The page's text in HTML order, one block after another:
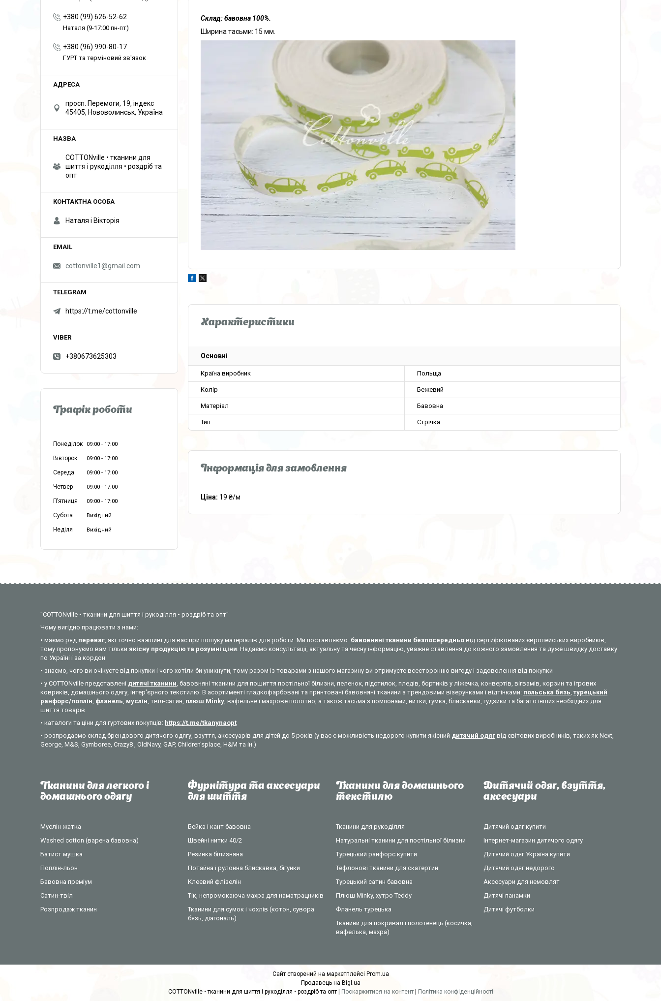
Склад: бавовна 100%.
Ширина тасьми: 15 мм.
Характеристики
Основні
Країна виробник Польща
Колір Бежевий
Матеріал Бавовна
Тип Стрічка
Інформація для замовлення
Ціна: 19 ₴/м
+380 (99) 626-52-62
Наталя (9-17:00 пн-пт)
+380 (96) 990-80-17
ГУРТ та терміновий зв'язок
просп. Перемоги, 19, індекс
45405, Нововолинськ, Україна
COTTONville • тканини для
шиття і рукоділля • роздріб та
опт
Наталя і Вікторія
cottonville1@gmail.com
https://t.me/cottonville
+380673625303
Графік роботи
Понеділок 09:00 17:00
Вівторок 09:00 17:00
Середа 09:00 17:00
Четвер 09:00 17:00
Пʼятниця 09:00 17:00
Субота Вихідний
Неділя Вихідний
"COTTONville • тканини для шиття і рукоділля • роздріб та опт"
Чому вигідно працювати з нами:
• маємо ряд переваг, які точно важливі для вас при пошуку матеріалів для роботи. Ми поставляємо бавовняні тканини безпосередньо від сертифікованих європейських виробників,
тому пропонуємо вам тільки якісну продукцію та розумні ціни. Надаємо консультації, актуальну та чесну інформацію, уважне ставлення до кожного замовлення та дуже швидку доставку
по Україні і за кордон
• знаємо, чого ви очікуєте від покупки і чого хотіли би уникнути, тому разом із товарами з нашого магазину ви отримуєте всесторонню вигоду і задоволення від покупки
• у COTTONville представлені дитячі тканини, бавовняні тканини для пошиття постільної білизни, пеленок, підстилок, пледів, бортиків у ліжечка, конвертів, вігвамів, корзин та ігрових
ковриків, домашнього одягу, інтер'єрного текстилю. В асортименті гладкофарбовані та принтовані бавовняні тканини з трендовими візерунками і відтінками: польська бязь,турецький
ранфорс/поплін, фланель, муслін, твіл-сатин, плюш Minky, вафельне і махрове полотно, а також тасьма з помпонами, нитки, гумка, блискавки, гудзики та багато інших необхідних для
шиття товарів
• каталоги та ціни для гуртових покупців: https://t.me/tkanynaopt
• розпродаємо склад брендового дитячого одягу, взуття, аксесуарів для дітей до 5 років (у вас є можливість недорого купити якісний дитячий одяг від світових виробників, таких як Next,
George, M&S, Gymboree, Crazy8 , OldNavy, GAP, Children'splace, H&M та ін.)
Тканини для легкого і
домашнього одягу
Муслін жатка
Washed cotton (варена бавовна)
Батист мушка
Поплін-льон
Бавовна преміум
Сатин-твіл
Розпродаж тканин
Фурнітура та аксесуари
для шиття
Бейка і кант бавовна
Швейні нитки 40/2
Резинка білизняна
Потайна і рулонна блискавка, бігунки
Клеєвий флізелін
Тік, непромокаюча махра для наматрацників
Тканини для сумок і чохлів (котон, сувора
бязь, діагональ)
Тканини для домашнього
текстилю
Тканини для рукоділля
Натуральні тканини для постільної білизни
Турецький ранфорс купити
Тефлонові тканини для скатертин
Турецький сатин бавовна
Плюш Minky, хутро Teddy
Фланель турецька
Тканини для покривал і полотенець (косичка,
вафелька, махра)
Дитячий одяг, взуття,
аксесуари
Дитячий одяг купити
Інтернет-магазин дитячого одягу
Дитячий одяг Україна купити
Дитячий одяг недорого
Аксесуари для немовлят
Дитячі панамки
Дитячі футболки
Сайт створений на маркетплейсі Prom.ua
Продавець на Bigl.ua
Поскаржитися на контент Політика конфіденційності